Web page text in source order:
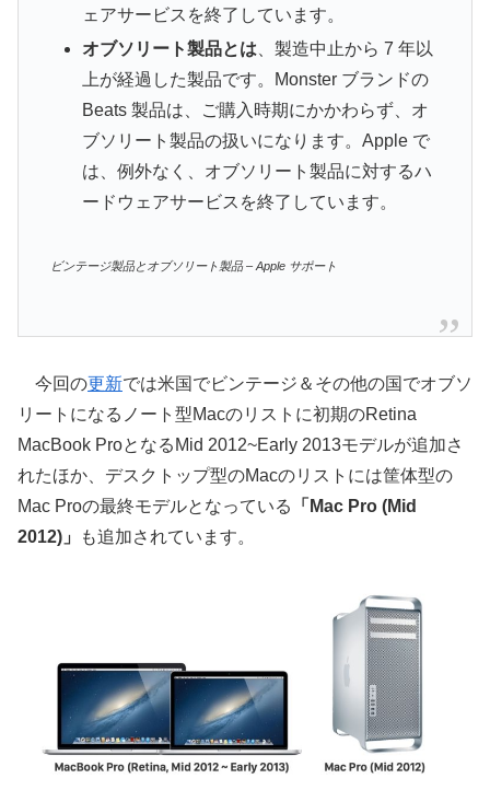
ェアサービスを終了しています。
オブソリート製品とは、製造中止から 7 年以
上が経過した製品です。Monster ブランドの
Beats 製品は、ご購入時期にかかわらず、オ
ブソリート製品の扱いになります。Apple で
は、例外なく、オブソリート製品に対するハ
ードウェアサービスを終了しています。
ビンテージ製品とオブソリート製品 – Apple サポート
今回の更新では米国でビンテージ＆その他の国でオブソ
リートになるノート型Macのリストに初期のRetina
MacBook ProとなるMid 2012~Early 2013モデルが追加さ
れたほか、デスクトップ型のMacのリストには筐体型の
Mac Proの最終モデルとなっている
「Mac Pro (Mid
2012)」
も追加されています。